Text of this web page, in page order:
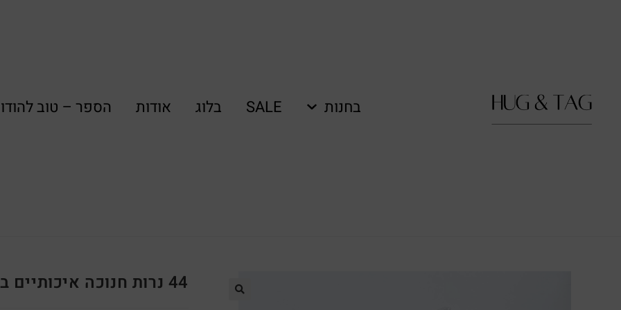
בחנות SALE בלוג אודות הספר – טוב
44 נרות חנוכה איכותיים בעבודת יד